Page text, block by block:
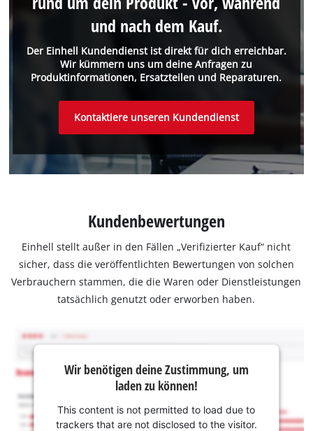
Der Einhell Kundendienst ist direkt für dich erreichbar.
Wir kümmern uns um deine Anfragen zu
Produktinformationen, Ersatzteilen und Reparaturen.
und nach dem Kauf.
Kontaktiere unseren Kundendienst
Kundenbewertungen
Einhell stellt außer in den Fällen „Verifizierter Kauf“ nicht
sicher, dass die veröffentlichten Bewertungen von solchen
Verbrauchern stammen, die die Waren oder Dienstleistungen
tatsächlich genutzt oder erworben haben.
Wir benötigen deine Zustimmung, um
laden zu können!
This content is not permitted to load due to
trackers that are not disclosed to the visitor.